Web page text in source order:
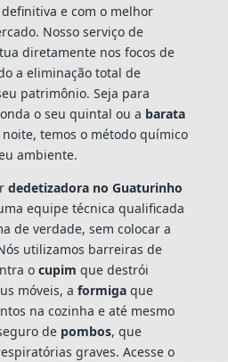
e com o melhor
Nosso serviço de
diretamente nos focos de
a eliminação total de
patrimônio. Seja para
o seu quintal ou a barata
temos o método químico
ambiente.
dedetizadora no Guaturinho
equipe técnica qualificada
de verdade, sem colocar a
utilizamos barreiras de
o cupim que destrói
móveis, a formigaque
na cozinha e até mesmo
de pombos, que
graves. Acesse o